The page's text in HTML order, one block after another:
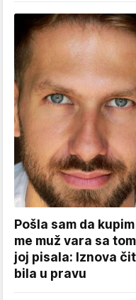
Pošla sam da
me muž vara sa
joj pisala: Iznova
bila u pravu